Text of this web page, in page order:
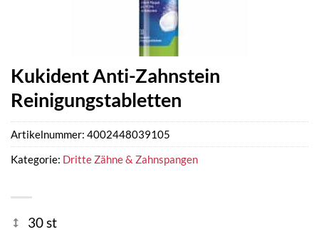
Kukident Anti-Zahnstein
Reinigungstabletten
30 st
Artikelnummer: 4002448039105
Kategorie: Dritte Zähne & Zahnspangen